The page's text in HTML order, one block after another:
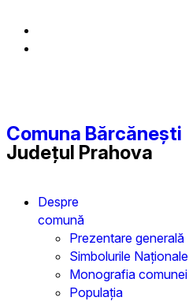
Comuna Bărcănești
Județul Prahova
Despre
comună
Prezentare generală
Simbolurile Naționale
Monografia comunei
Populația